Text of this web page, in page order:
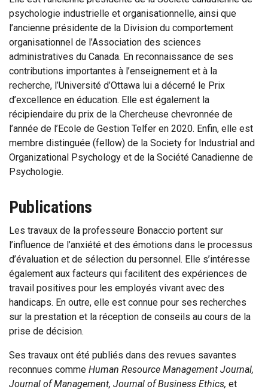
psychologie industrielle et organisationnelle, ainsi que
l’ancienne présidente de la Division du comportement
organisationnel de l’Association des sciences
administratives du Canada. En reconnaissance de ses
contributions importantes à l’enseignement et à la
recherche, l’Université d’Ottawa lui a décerné le Prix
d’excellence en éducation. Elle est également la
récipiendaire du prix de la Chercheuse chevronnée de
l’année de l’Ecole de Gestion Telfer en 2020. Enfin, elle est
membre distinguée (fellow) de la Society for Industrial and
Organizational Psychology et de la Société Canadienne de
Psychologie.
Publications
Les travaux de la professeure Bonaccio portent sur
l’influence de l’anxiété et des émotions dans le processus
d’évaluation et de sélection du personnel. Elle s’intéresse
également aux facteurs qui facilitent des expériences de
travail positives pour les employés vivant avec des
handicaps. En outre, elle est connue pour ses recherches
sur la prestation et la réception de conseils au cours de la
prise de décision.
Ses travaux ont été publiés dans des revues savantes
reconnues comme Human Resource Management Journal,
Journal of Management, Journal of Business Ethics, et